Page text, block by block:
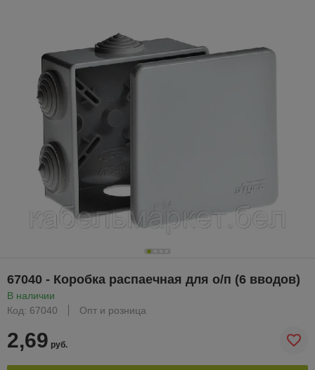
67040 - Коробка распаечная для о/п (6 вводов)
В наличии
Код: 67040
Опт и розница
2,69 руб.